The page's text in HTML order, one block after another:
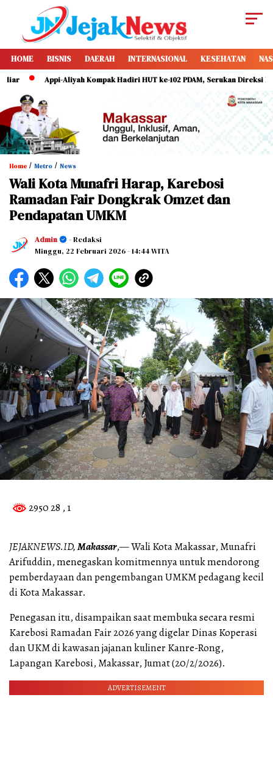
HOME BISNIS DAERAH INTERNASIONAL KESEHATAN
Appi-Aliyah Kompak Hadiri HUT ke-102 PDAM, Serukan Direksi Perkuat
Home / Metro / News
Wali Kota Munafri Harap, Karebosi
Ramadan Fair Dongkrak Omzet dan
Pendapatan UMKM
Admin
- Redaksi
Minggu, 22 Februari 2026- 14:44 WITA
2950 28 , 1
JEJAKNEWS.ID,Makassar,— Wali Kota Makassar, Munafri
Arifuddin, menegaskan komitmennya untuk mendorong
pemberdayaan dan pengembangan UMKM pedagang kecil
di Kota Makassar.
Penegasan itu, disampaikan saat membuka secara resmi
Karebosi Ramadan Fair 2026 yang digelar Dinas Koperasi
dan UKM di kawasan jajanan kuliner Kanre-Rong,
Lapangan Karebosi, Makassar, Jumat (20/2/2026).
ADVERTISEMENT